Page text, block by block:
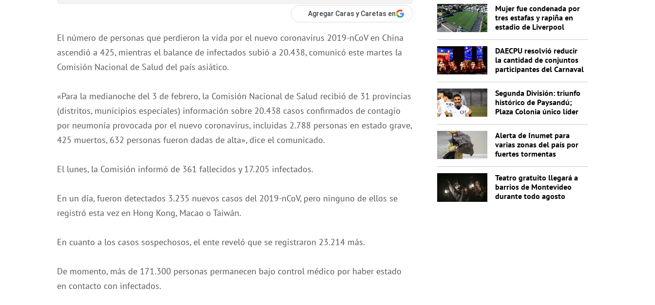
Agregar Caras y Caretas en
El número de personas que perdieron la vida por el nuevo coronavirus 2019-nCoV en China
ascendió a 425, mientras el balance de infectados subió a 20.438, comunicó este martes la
Comisión Nacional de Salud del país asiático.
«Para la medianoche del 3 de febrero, la Comisión Nacional de Salud recibió de 31 provincias
(distritos, municipios especiales) información sobre 20.438 casos confirmados de contagio
por neumonía provocada por el nuevo coronavirus, incluidas 2.788 personas en estado grave,
425 muertos, 632 personas fueron dadas de alta», dice el comunicado.
El lunes, la Comisión informó de 361 fallecidos y 17.205 infectados.
En un día, fueron detectados 3.235 nuevos casos del 2019-nCoV, pero ninguno de ellos se
registró esta vez en Hong Kong, Macao o Taiwán.
En cuanto a los casos sospechosos, el ente reveló que se registraron 23.214 más.
De momento, más de 171.300 personas permanecen bajo control médico por haber estado
en contacto con infectados.
Mujer fue condenada por
tres estafas y rapiña en
estadio de Liverpool
DAECPU resolvió reducir
la cantidad de conjuntos
participantes del Carnaval
Segunda División: triunfo
histórico de Paysandú;
Plaza Colonia único líder
Alerta de Inumet para
varias zonas del país por
fuertes tormentas
Teatro gratuito llegará a
barrios de Montevideo
durante todo agosto